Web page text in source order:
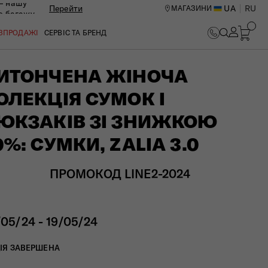
нашу
багажу
Перейти МАГАЗИНИ UA RU
СЕРВІС ТА БРЕНД
ЖІНОЧА
СУМОК І
ЗІ ЗНИЖКОЮ
СУМКИ, ZALIA 3.0
ПРОМОКОД LINE2-2024
24 - 19/05/24
ЗАВЕРШЕНА